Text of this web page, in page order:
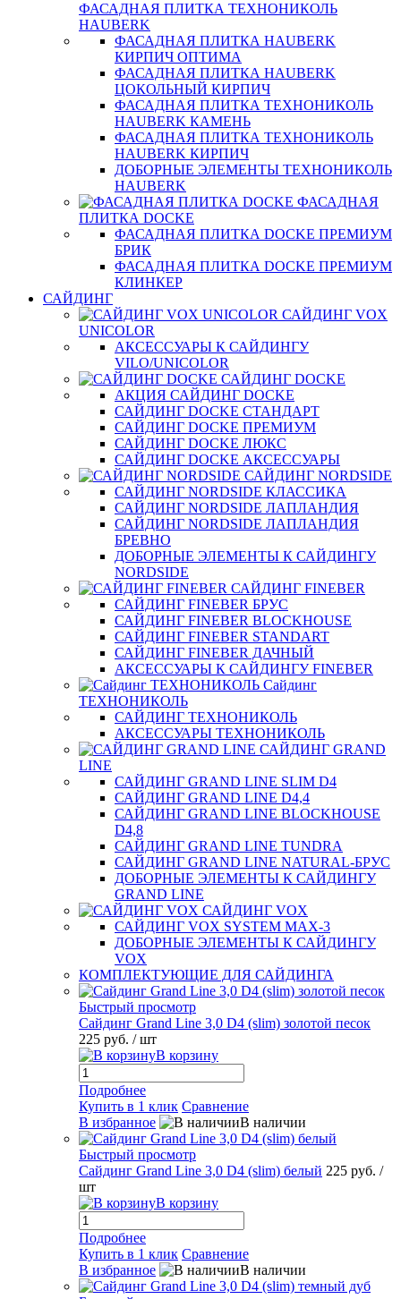
ФАСАДНАЯ ПЛИТКА ТЕХНОНИКОЛЬ
HAUBERK
ФАСАДНАЯ ПЛИТКА HAUBERK
КИРПИЧ ОПТИМА
ФАСАДНАЯ ПЛИТКА HAUBERK
ЦОКОЛЬНЫЙ КИРПИЧ
ФАСАДНАЯ ПЛИТКА ТЕХНОНИКОЛЬ
HAUBERK КАМЕНЬ
ФАСАДНАЯ ПЛИТКА ТЕХНОНИКОЛЬ
HAUBERK КИРПИЧ
ДОБОРНЫЕ ЭЛЕМЕНТЫ ТЕХНОНИКОЛЬ
HAUBERK
ФАСАДНАЯ
ПЛИТКА DOCKE
ФАСАДНАЯ ПЛИТКА DOCKE ПРЕМИУМ
БРИК
ФАСАДНАЯ ПЛИТКА DOCKE ПРЕМИУМ
КЛИНКЕР
САЙДИНГ
САЙДИНГ VOX
UNICOLOR
АКСЕССУАРЫ К САЙДИНГУ
VILO/UNICOLOR
САЙДИНГ DOCKE
АКЦИЯ САЙДИНГ DOCKE
САЙДИНГ DOCKE СТАНДАРТ
САЙДИНГ DOCKE ПРЕМИУМ
САЙДИНГ DOCKE ЛЮКС
САЙДИНГ DOCKE АКСЕССУАРЫ
САЙДИНГ NORDSIDE
САЙДИНГ NORDSIDE КЛАССИКА
САЙДИНГ NORDSIDE ЛАПЛАНДИЯ
САЙДИНГ NORDSIDE ЛАПЛАНДИЯ
БРЕВНО
ДОБОРНЫЕ ЭЛЕМЕНТЫ К САЙДИНГУ
NORDSIDE
САЙДИНГ FINEBER
САЙДИНГ FINEBER БРУС
САЙДИНГ FINEBER BLOCKHOUSE
САЙДИНГ FINEBER STANDART
САЙДИНГ FINEBER ДАЧНЫЙ
АКСЕССУАРЫ К САЙДИНГУ FINEBER
Сайдинг
ТЕХНОНИКОЛЬ
САЙДИНГ ТЕХНОНИКОЛЬ
АКСЕССУАРЫ ТЕХНОНИКОЛЬ
САЙДИНГ GRAND
LINE
САЙДИНГ GRAND LINE SLIM D4
САЙДИНГ GRAND LINE D4,4
САЙДИНГ GRAND LINE BLOCKHOUSE
D4,8
САЙДИНГ GRAND LINE TUNDRA
САЙДИНГ GRAND LINE NATURAL-БРУС
ДОБОРНЫЕ ЭЛЕМЕНТЫ К САЙДИНГУ
GRAND LINE
САЙДИНГ VOX
САЙДИНГ VOX SYSTEM MAX-3
ДОБОРНЫЕ ЭЛЕМЕНТЫ К САЙДИНГУ
VOX
КОМПЛЕКТУЮЩИЕ ДЛЯ САЙДИНГА
Быстрый просмотр
Сайдинг Grand Line 3,0 D4 (slim) золотой песок
225 руб. / шт
В корзину
Подробнее
Купить в 1 клик Сравнение
В избранное
В наличии
Быстрый просмотр
Сайдинг Grand Line 3,0 D4 (slim) белый 225 руб. /
шт
В корзину
Подробнее
Купить в 1 клик Сравнение
В избранное
В наличии